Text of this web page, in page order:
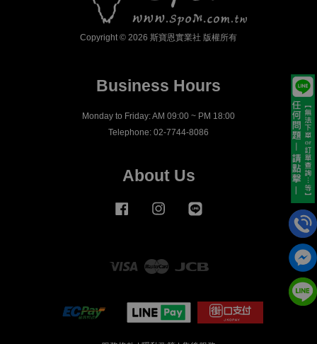
Copyright © 2026 斯寶恩實業社 版權所有
Business Hours
Monday to Friday: AM 09:00 ~ PM 18:00
Telephone: 02-7744-8086
About Us
Facebook Instagram
Visa Master